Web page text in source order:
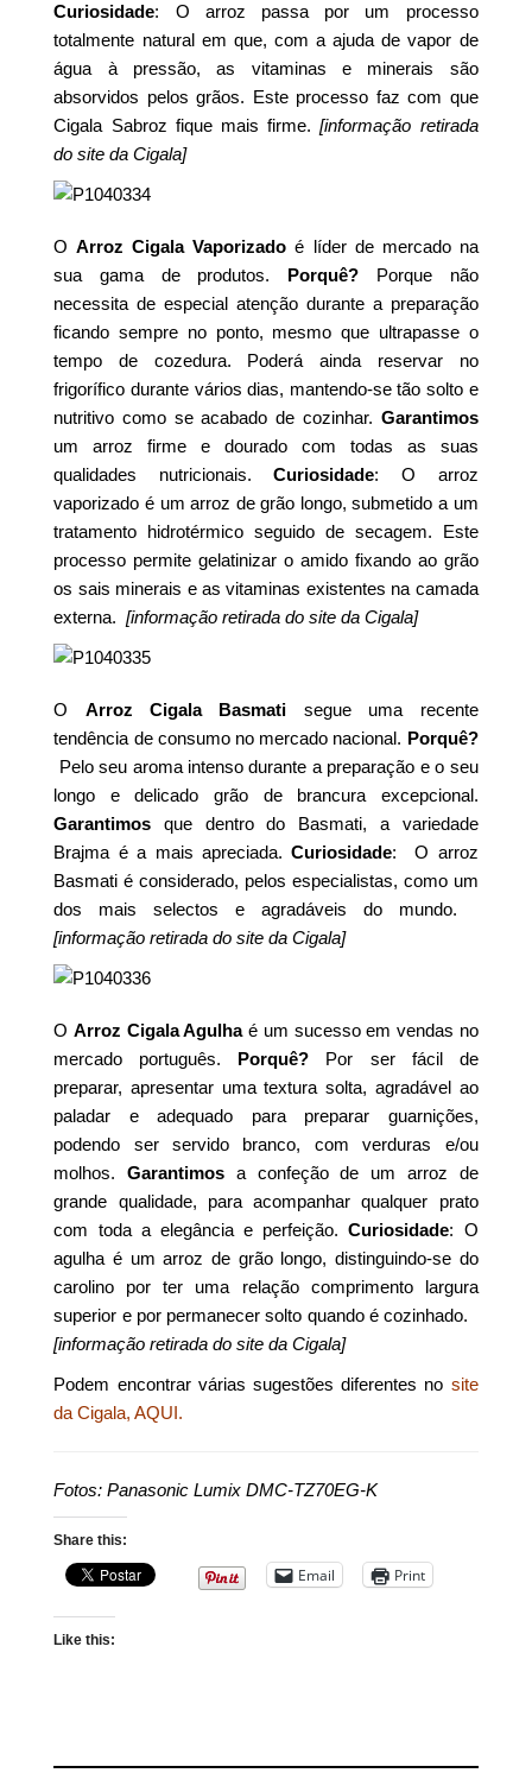
Curiosidade: O arroz passa por um processo
totalmente natural em que, com a ajuda de vapor de
água à pressão, as vitaminas e minerais são
absorvidos pelos grãos. Este processo faz com que
Cigala Sabroz fique mais firme. [informação retirada
do site da Cigala]
OArroz Cigala Vaporizado é líder de mercado na
sua gama de produtos. Porquê? Porque não
necessita de especial atenção durante a preparação
ficando sempre no ponto, mesmo que ultrapasse o
tempo de cozedura. Poderá ainda reservar no
frigorífico durante vários dias, mantendo-se tão solto e
nutritivo como se acabado de cozinhar. Garantimos
um arroz firme e dourado com todas as suas
qualidades nutricionais.Curiosidade: O arroz
vaporizado é um arroz de grão longo, submetido a um
tratamento hidrotérmico seguido de secagem. Este
processo permite gelatinizar o amido fixando ao grão
os sais minerais e as vitaminas existentes na camada
externa. [informação retirada do site da Cigala]
O Arroz Cigala Basmati segue uma recente
tendência de consumo no mercado nacional. Porquê?
Pelo seu aroma intenso durante a preparação e o seu
longo e delicado grão de brancura excepcional.
Garantimos que dentro do Basmati, a variedade
Brajma é a mais apreciada.Curiosidade: O arroz
Basmati é considerado, pelos especialistas, como um
dos mais selectos e agradáveis do mundo.
[informação retirada do site da Cigala]
OArroz Cigala Agulhaé um sucesso em vendas no
mercado português. Porquê? Por ser fácil de
preparar, apresentar uma textura solta, agradável ao
paladar e adequado para preparar guarnições,
podendo ser servido branco, com verduras e/ou
molhos.Garantimos a confeção de um arroz de
grande qualidade, para acompanhar qualquer prato
com toda a elegância e perfeição.Curiosidade: O
agulha é um arroz de grão longo, distinguindo-se do
carolino por ter uma relação comprimento largura
superior e por permanecer solto quando é cozinhado.
[informação retirada do site da Cigala]
Podem encontrar várias sugestões diferentes no site
da Cigala, AQUI.
Fotos: Panasonic Lumix DMC-TZ70EG-K
Share this:
Email Print
Like this: